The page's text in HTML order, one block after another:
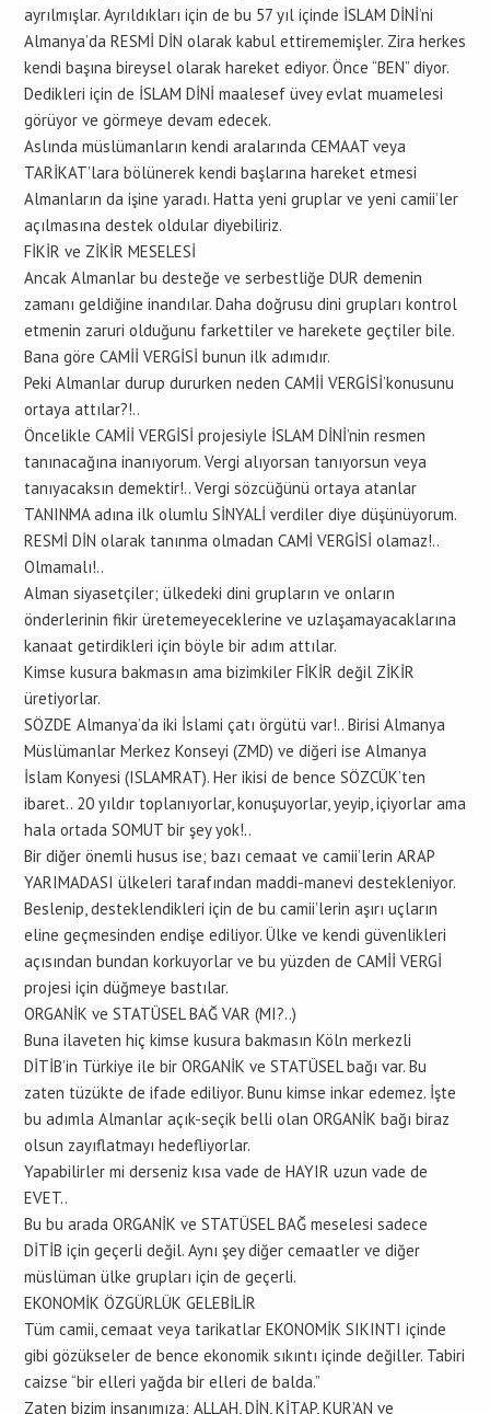
ayrılmışlar. Ayrıldıkları için de bu 57 yıl içinde İSLAM DİNİ’ni
Almanya’da RESMİ DİN olarak kabul ettirememişler. Zira herkes
kendi başına bireysel olarak hareket ediyor. Önce “BEN” diyor.
Dedikleri için de İSLAM DİNİ maalesef üvey evlat muamelesi
görüyor ve görmeye devam edecek.
Aslında müslümanların kendi aralarında CEMAAT veya
TARİKAT’lara bölünerek kendi başlarına hareket etmesi
Almanların da işine yaradı. Hatta yeni gruplar ve yeni camii’ler
açılmasına destek oldular diyebiliriz.
FİKİR ve ZİKİR MESELESİ
Ancak Almanlar bu desteğe ve serbestliğe DUR demenin
zamanı geldiğine inandılar. Daha doğrusu dini grupları kontrol
etmenin zaruri olduğunu farkettiler ve harekete geçtiler bile.
Bana göre CAMİİ VERGİSİ bunun ilk adımıdır.
Peki Almanlar durup dururken neden CAMİİ VERGİSİ’konusunu
ortaya attılar?!..
Öncelikle CAMİİ VERGİSİ projesiyle İSLAM DİNİ’nin resmen
tanınacağına inanıyorum. Vergi alıyorsan tanıyorsun veya
tanıyacaksın demektir!.. Vergi sözcüğünü ortaya atanlar
TANINMA adına ilk olumlu SİNYALİ verdiler diye düşünüyorum.
RESMİ DİN olarak tanınma olmadan CAMİ VERGİSİ olamaz!..
Olmamalı!..
Alman siyasetçiler; ülkedeki dini grupların ve onların
önderlerinin fikir üretemeyeceklerine ve uzlaşamayacaklarına
kanaat getirdikleri için böyle bir adım attılar.
Kimse kusura bakmasın ama bizimkiler FİKİR değil ZİKİR
üretiyorlar.
SÖZDE Almanya’da iki İslami çatı örgütü var!.. Birisi Almanya
Müslümanlar Merkez Konseyi (ZMD) ve diğeri ise Almanya
İslam Konyesi (ISLAMRAT). Her ikisi de bence SÖZCÜK’ten
ibaret.. 20 yıldır toplanıyorlar, konuşuyorlar, yeyip, içiyorlar ama
hala ortada SOMUT bir şey yok!..
Bir diğer önemli husus ise; bazı cemaat ve camii’lerin ARAP
YARIMADASI ülkeleri tarafından maddi-manevi destekleniyor.
Beslenip, desteklendikleri için de bu camii’lerin aşırı uçların
eline geçmesinden endişe ediliyor. Ülke ve kendi güvenlikleri
açısından bundan korkuyorlar ve bu yüzden de CAMİİ VERGİ
projesi için düğmeye bastılar.
ORGANİK ve STATÜSEL BAĞ VAR (MI?..)
Buna ilaveten hiç kimse kusura bakmasın Köln merkezli
DİTİB’in Türkiye ile bir ORGANİK ve STATÜSEL bağı var. Bu
zaten tüzükte de ifade ediliyor. Bunu kimse inkar edemez. İşte
bu adımla Almanlar açık-seçik belli olan ORGANİK bağı biraz
olsun zayıflatmayı hedefliyorlar.
Yapabilirler mi derseniz kısa vade de HAYIR uzun vade de
EVET..
Bu bu arada ORGANİK ve STATÜSEL BAĞ meselesi sadece
DİTİB için geçerli değil. Aynı şey diğer cemaatler ve diğer
müslüman ülke grupları için de geçerli.
EKONOMİK ÖZGÜRLÜK GELEBİLİR
Tüm camii, cemaat veya tarikatlar EKONOMİK SIKINTI içinde
gibi gözükseler de bence ekonomik sıkıntı içinde değiller. Tabiri
caizse “bir elleri yağda bir elleri de balda.”
Zaten bizim insanımıza; ALLAH, DİN, KİTAP, KUR’AN ve